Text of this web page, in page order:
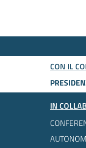
CON IL
IN